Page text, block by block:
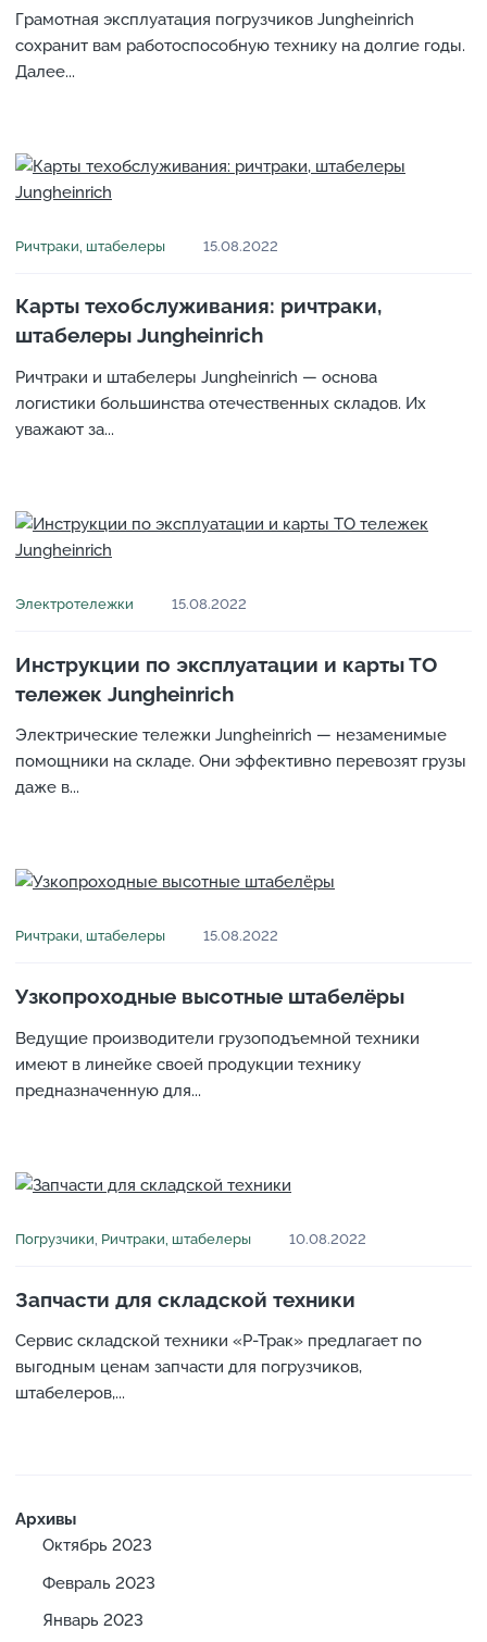
Грамотная эксплуатация погрузчиков Jungheinrich
сохранит вам работоспособную технику на долгие годы.
Далее...
Ричтраки, штабелеры 15.08.2022
Карты техобслуживания: ричтраки,
штабелеры Jungheinrich
Ричтраки и штабелеры Jungheinrich — основа
логистики большинства отечественных складов. Их
уважают за...
Электротележки 15.08.2022
Инструкции по эксплуатации и карты ТО
тележек Jungheinrich
Электрические тележки Jungheinrich — незаменимые
помощники на складе. Они эффективно перевозят грузы
даже в...
Ричтраки, штабелеры 15.08.2022
Узкопроходные высотные штабелёры
Ведущие производители грузоподъемной техники
имеют в линейке своей продукции технику
предназначенную для...
Погрузчики Ричтраки, штабелеры 10.08.2022
Запчасти для складской техники
Сервис складской техники «Р-Трак» предлагает по
выгодным ценам запчасти для погрузчиков,
штабелеров,...
Архивы
Октябрь 2023
Февраль 2023
Январь 2023